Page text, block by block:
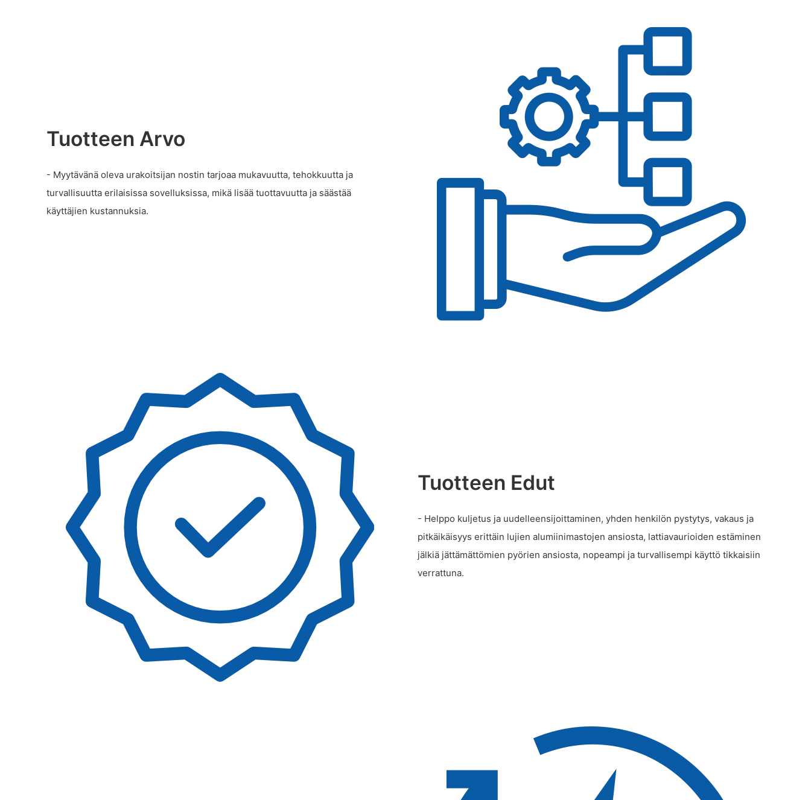
Tuotteen Arvo
- Myytävänä oleva urakoitsijan nostin tarjoaa mukavuutta, tehokkuutta ja
turvallisuutta erilaisissa sovelluksissa, mikä lisää tuottavuutta ja säästää
käyttäjien kustannuksia.
Tuotteen Edut
- Helppo kuljetus ja uudelleensijoittaminen, yhden henkilön pystytys, vakaus ja
pitkäikäisyys erittäin lujien alumiinimastojen ansiosta, lattiavaurioiden estäminen
jälkiä jättämättömien pyörien ansiosta, nopeampi ja turvallisempi käyttö tikkaisiin
verrattuna.